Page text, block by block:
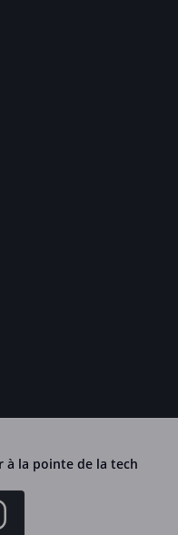
à la pointe de la tech